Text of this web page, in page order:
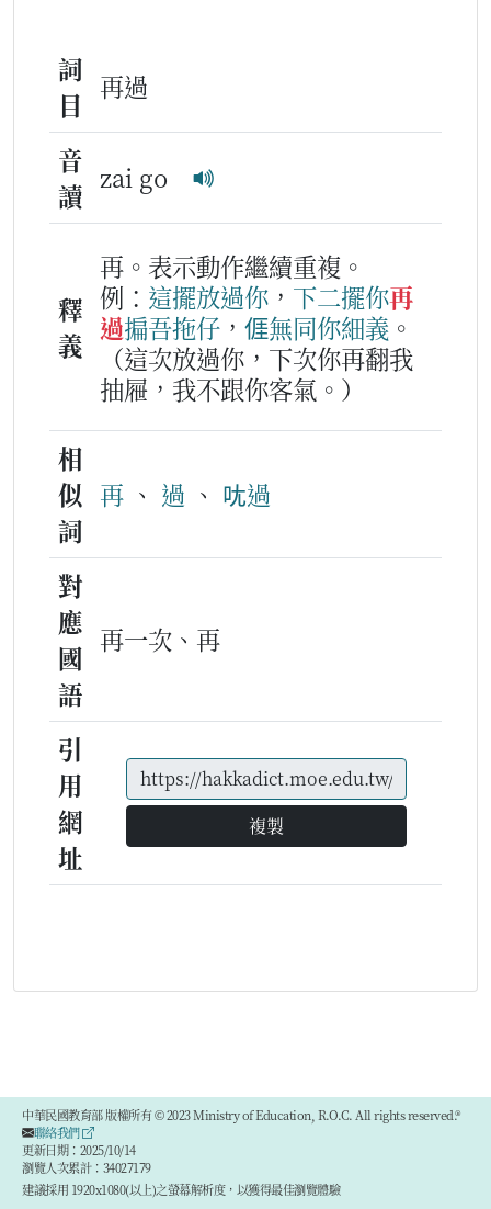
詞
目
再過
音
讀
zai go
釋
義
再。表示動作繼續重複。
例： 這擺放過你 ， 下二擺你再
過揙吾拖仔 ， 𠊎無同你細義 。
（這次放過你，下次你再翻我
抽屜，我不跟你客氣。）
相
似
詞
再 、 過 、 𫝘過
對
應
國
語
再一次、再
引
用
網
址
複製
中華民國教育部 版權所有 © 2023 Ministry of Education, R.O.C. All rights reserved.®
聯絡我們
更新日期：2025/10/14
瀏覽人次累計：34027179
建議採用 1920x1080(以上)之螢幕解析度，以獲得最佳瀏覽體驗